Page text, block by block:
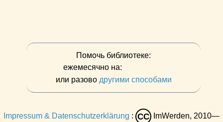
Помочь библиотеке:
ежемесячно на:
или разово другими способами
Impressum & Datenschutzerklärung : CC ImWerden, 2010—